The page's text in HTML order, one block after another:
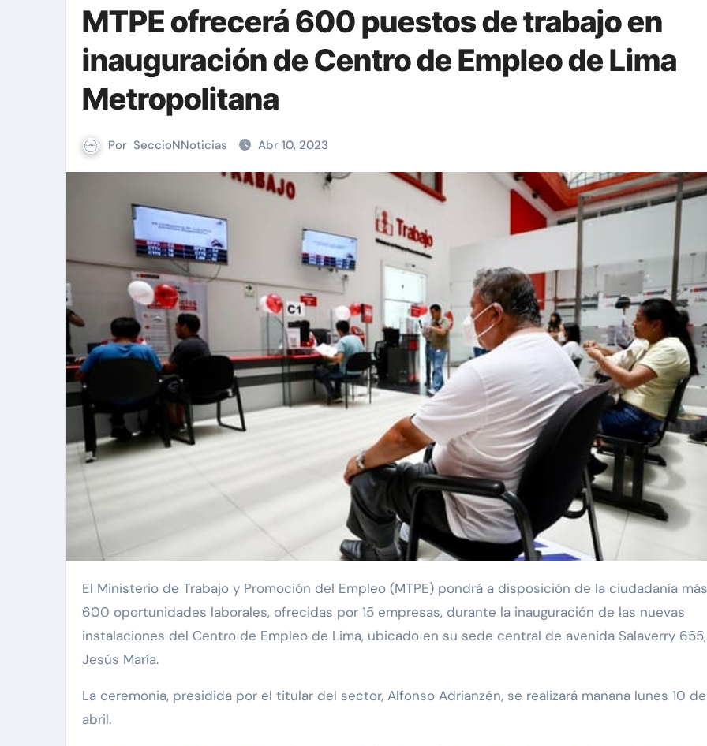
MTPE ofrecerá 600 puestos de trabajo en
inauguración de Centro de Empleo de Lima
Metropolitana
Por SeccioNNoticias Abr 10, 2023
El Ministerio de Trabajo y Promoción del Empleo (MTPE) pondrá a disposición de la ciudadanía más de
600 oportunidades laborales, ofrecidas por 15 empresas, durante la inauguración de las nuevas
instalaciones del Centro de Empleo de Lima, ubicado en su sede central de avenida Salaverry 655,
Jesús María.
La ceremonia, presidida por el titular del sector, Alfonso Adrianzén, se realizará mañana lunes 10 de
abril.